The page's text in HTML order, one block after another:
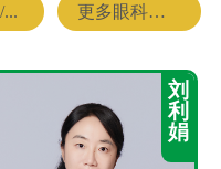
更多眼科专家
刘
利
娟